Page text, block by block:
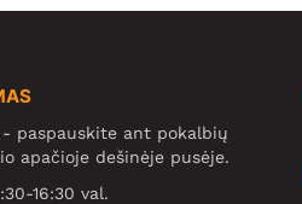
- paspauskite ant pokalbių
apačioje dešinėje pusėje.
16:30 val.